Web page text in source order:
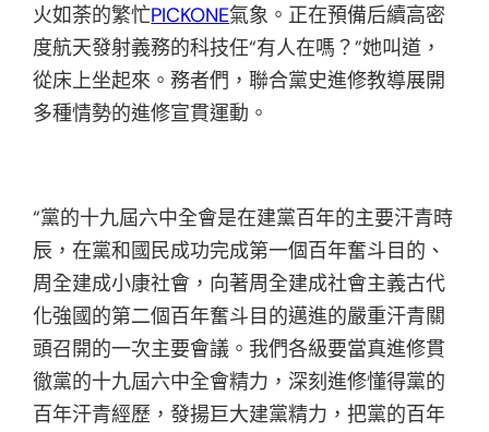
火如荼的繁忙PICKONE氣象。正在預備后續高密
度航天發射義務的科技任“有人在嗎？”她叫道，
從床上坐起來。務者們，聯合黨史進修教導展開
多種情勢的進修宣貫運動。
“黨的十九屆六中全會是在建黨百年的主要汗青時
辰，在黨和國民成功完成第一個百年奮斗目的、
周全建成小康社會，向著周全建成社會主義古代
化強國的第二個百年奮斗目的邁進的嚴重汗青關
頭召開的一次主要會議。我們各級要當真進修貫
徹黨的十九屆六中全會精力，深刻進修懂得黨的
百年汗青經歷，發揚巨大建黨精力，把黨的百年